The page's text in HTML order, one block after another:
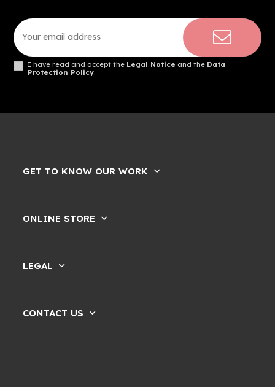
I have read and accept the Legal Notice and the Data
Protection Policy.
GET TO KNOW OUR WORK
ONLINE STORE
LEGAL
CONTACT US